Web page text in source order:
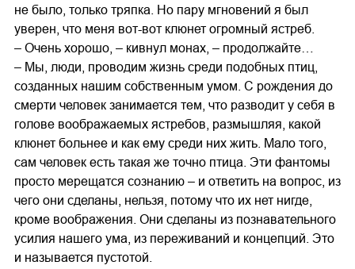
не было, только тряпка. Но пару мгновений я был
уверен, что меня вот-вот клюнет огромный ястреб.
– Очень хорошо, – кивнул монах, – продолжайте…
– Мы, люди, проводим жизнь среди подобных птиц,
созданных нашим собственным умом. С рождения до
смерти человек занимается тем, что разводит у себя в
голове воображаемых ястребов, размышляя, какой
клюнет больнее и как ему среди них жить. Мало того,
сам человек есть такая же точно птица. Эти фантомы
просто мерещатся сознанию – и ответить на вопрос, из
чего они сделаны, нельзя, потому что их нет нигде,
кроме воображения. Они сделаны из познавательного
усилия нашего ума, из переживаний и концепций. Это
и называется пустотой.